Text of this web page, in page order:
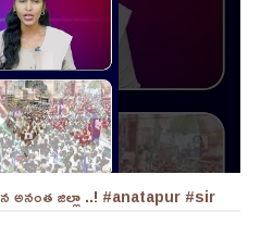
అనంత జిల్లా ..! #anatapur #sir